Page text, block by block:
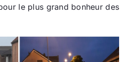
le plus grand bonheur des